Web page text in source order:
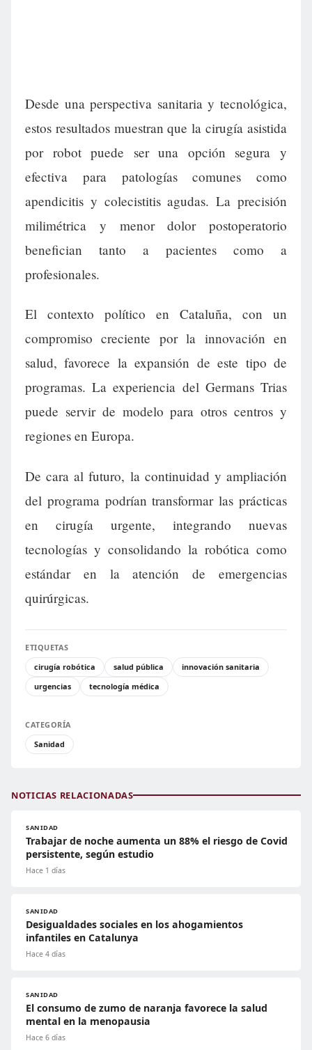
Desde una perspectiva sanitaria y tecnológica,
estos resultados muestran que la cirugía asistida
por robot puede ser una opción segura y
efectiva para patologías comunes como
apendicitis y colecistitis agudas. La precisión
milimétrica y menor dolor postoperatorio
benefician tanto a pacientes como a
profesionales.
El contexto político en Cataluña, con un
compromiso creciente por la innovación en
salud, favorece la expansión de este tipo de
programas. La experiencia del Germans Trias
puede servir de modelo para otros centros y
regiones en Europa.
De cara al futuro, la continuidad y ampliación
del programa podrían transformar las prácticas
en cirugía urgente, integrando nuevas
tecnologías y consolidando la robótica como
estándar en la atención de emergencias
quirúrgicas.
ETIQUETAS
cirugía robótica
salud pública
innovación sanitaria
urgencias
tecnología médica
CATEGORÍA
Sanidad
NOTICIAS RELACIONADAS
SANIDAD
Trabajar de noche aumenta un 88% el riesgo de Covid
persistente, según estudio
Hace 1 días
SANIDAD
Desigualdades sociales en los ahogamientos
infantiles en Catalunya
Hace 4 días
SANIDAD
El consumo de zumo de naranja favorece la salud
mental en la menopausia
Hace 6 días